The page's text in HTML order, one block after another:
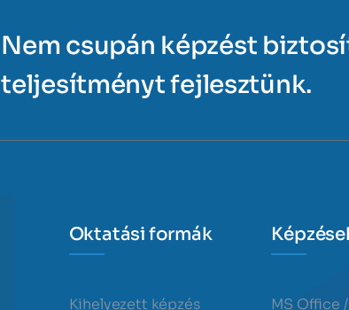
Nem csupán képzést
teljesítményt fejlesztünk.
Oktatási formák
Kihelyezett képzés MS Office /